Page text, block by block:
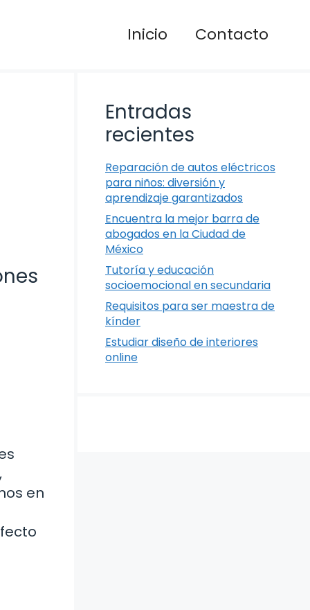
Inicio Contacto
en
Entradas
recientes
Reparación de autos eléctricos
para niños: diversión y
aprendizaje garantizados
Encuentra la mejor barra de
abogados en la Ciudad de
México
Tutoría y educación
socioemocional en secundaria
Requisitos para ser maestra de
kínder
Estudiar diseño de interiores
online